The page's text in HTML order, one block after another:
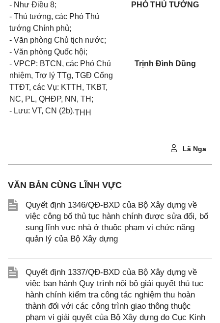
- Như Điều 8;
- Thủ tướng, các Phó Thủ
tướng Chính phủ;
- Văn phòng Chủ tịch nước;
- Văn phòng Quốc hội;
- VPCP: BTCN, các Phó Chủ
nhiệm, Trợ lý TTg, TGĐ Cổng
TTĐT, các Vụ: KTTH, TKBT,
NC, PL, QHĐP, NN, TH;
- Lưu: VT, CN (2b).THH
PHÓ THỦ TƯỚNG
Trịnh Đình Dũng
Lã Nga
VĂN BẢN CÙNG LĨNH VỰC
Quyết định 1346/QĐ-BXD của Bộ Xây dựng về
việc công bố thủ tục hành chính được sửa đổi, bổ
sung lĩnh vực nhà ở thuộc phạm vi chức năng
quản lý của Bộ Xây dựng
Quyết định 1337/QĐ-BXD của Bộ Xây dựng về
việc ban hành Quy trình nội bộ giải quyết thủ tục
hành chính kiểm tra công tác nghiệm thu hoàn
thành đối với các công trình giao thông thuộc
phạm vi giải quyết của Bộ Xây dựng do Cục Kinh